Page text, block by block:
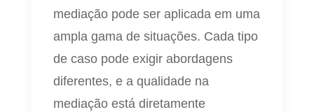
mediação pode ser aplicada em uma
ampla gama de situações. Cada tipo
de caso pode exigir abordagens
diferentes, e a qualidade na
mediação está diretamente